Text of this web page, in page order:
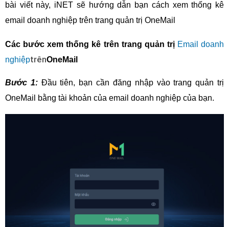
bài viết này, iNET sẽ hướng dẫn bạn cách xem thống kê
email doanh nghiệp trên trang quản trị OneMail
Các bước xem thống kê trên trang quản trị Email doanh
nghiệptrênOneMail
Bước 1:Đầu tiên, bạn cần đăng nhập vào trang quản trị
OneMail bằng tài khoản của email doanh nghiệp của bạn.